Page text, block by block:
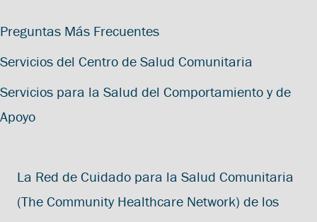
Preguntas Más Frecuentes
Servicios del Centro de Salud Comunitaria
Servicios para la Salud del Comportamiento y de
Apoyo
La Red de Cuidado para la Salud Comunitaria
(The Community Healthcare Network) de los